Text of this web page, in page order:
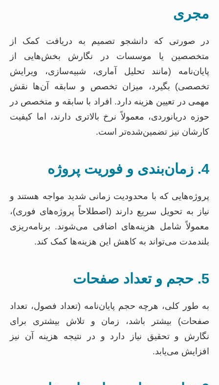
مجری
در صورتی که دانشجو تصمیم به دریافت کمک از
متخصصین یا موسسات در نگارش بخش‌هایی از
پایان‌نامه (مانند تحلیل آماری، شبیه‌سازی، ویرایش
تخصصی) بگیرد، میزان تخصص و سابقه آن‌ها نقش
مهمی در تعیین هزینه دارد. افراد با سابقه و متخصص در
حوزه دریانوردی، معمولاً نرخ بالاتری دارند، اما کیفیت
کارشان نیز تضمین‌شده‌تر است.
4. زمان‌بندی و فوریت پروژه
پروژه‌هایی که با محدودیت زمانی شدید مواجه هستند و
نیاز به تحویل سریع دارند (اصطلاحاً پروژه‌های فوری)،
معمولاً شامل هزینه‌های اضافی می‌شوند. برنامه‌ریزی
بلندمدت می‌تواند به کاهش این هزینه‌ها کمک کند.
5. حجم و تعداد صفحات
به طور کلی، هرچه حجم پایان‌نامه (تعداد فصول، تعداد
صفحات) بیشتر باشد، زمان و تلاش بیشتری برای
نگارش و تحقیق نیاز دارد و در نتیجه هزینه آن نیز
افزایش می‌یابد.